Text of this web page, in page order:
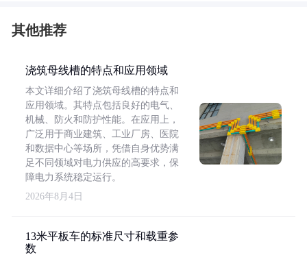
其他推荐
浇筑母线槽的特点和应用领域
本文详细介绍了浇筑母线槽的特点和
应用领域。其特点包括良好的电气、
机械、防火和防护性能。在应用上，
广泛用于商业建筑、工业厂房、医院
和数据中心等场所，凭借自身优势满
足不同领域对电力供应的高要求，保
障电力系统稳定运行。
2026年8月4日
13米平板车的标准尺寸和载重参
数